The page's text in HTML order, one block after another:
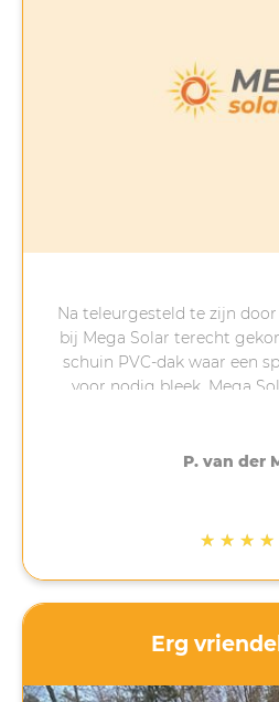
Na teleurgesteld te zijn
bij Mega Solar terecht
schuin PVC-dak waar een
voor nodig bleek. Mega
langer dan verwacht
communicatie belangrijk.
werden snel beantwoord.
hoogte gehouden van het
zon nog gaat schijnen
P. van der
★ ★ ★ ★
Erg